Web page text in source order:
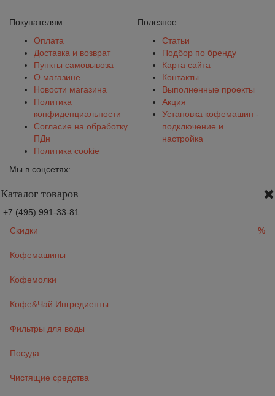
Покупателям
Оплата
Доставка и возврат
Пункты самовывоза
О магазине
Новости магазина
Политика
конфиденциальности
Согласие на обработку
ПДн
Политика cookie
Полезное
Статьи
Подбор по бренду
Карта сайта
Контакты
Выполненные проекты
Акция
Установка кофемашин -
подключение и
настройка
Мы в соцсетях:
Каталог товаров
+7 (495) 991-33-81
Скидки
%
Кофемашины
Кофемолки
Кофе&Чай Ингредиенты
Фильтры для воды
Посуда
Чистящие средства